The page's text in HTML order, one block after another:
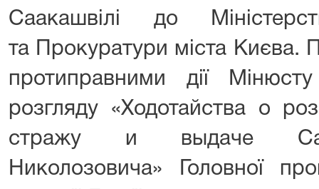
Саакашвілі до
та Прокуратури міста Києва.
протиправними дії
розгляду «Ходотайства о
стражу и выдаче
Николозовича» Головної